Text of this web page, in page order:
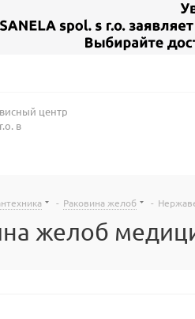
центр
в
- Раковина желоб -
желоб